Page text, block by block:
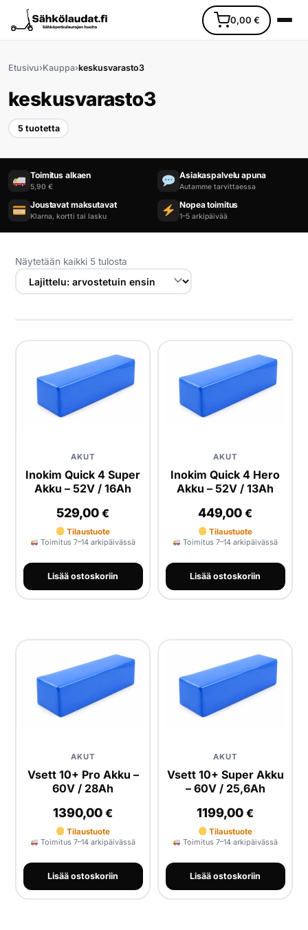
0,00 €
Etusivu
Ajoneuvot
Varaosat
Lisävarusteet
Huoltopalvelu
Yrityksille
Varaa huolto
Etusivu›Kauppa›keskusvarasto3
keskusvarasto3
5 tuotetta
Toimitus alkaen
5,90 €
Asiakaspalvelu apuna
Autamme tarvittaessa
Joustavat maksutavat
Klarna, kortti tai lasku
Nopea toimitus
1–5 arkipäivää
Näytetään kaikki 5 tulosta
AKUT
Inokim Quick 4 Super
Akku – 52V / 16Ah
529,00 €
Tilaustuote
Toimitus 7–14 arkipäivässä
Lisää ostoskoriin
AKUT
Inokim Quick 4 Hero
Akku – 52V / 13Ah
449,00 €
Tilaustuote
Toimitus 7–14 arkipäivässä
Lisää ostoskoriin
AKUT
Vsett 10+ Pro Akku –
60V / 28Ah
1390,00 €
Tilaustuote
Toimitus 7–14 arkipäivässä
Lisää ostoskoriin
AKUT
Vsett 10+ Super Akku
– 60V / 25,6Ah
1199,00 €
Tilaustuote
Toimitus 7–14 arkipäivässä
Lisää ostoskoriin